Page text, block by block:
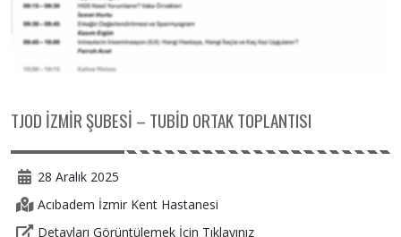
TJOD İZMİR ŞUBESİ – TUBİD ORTAK TOPLANTISI
28 Aralık 2025
Acıbadem İzmir Kent Hastanesi
Detayları Görüntülemek İçin Tıklayınız